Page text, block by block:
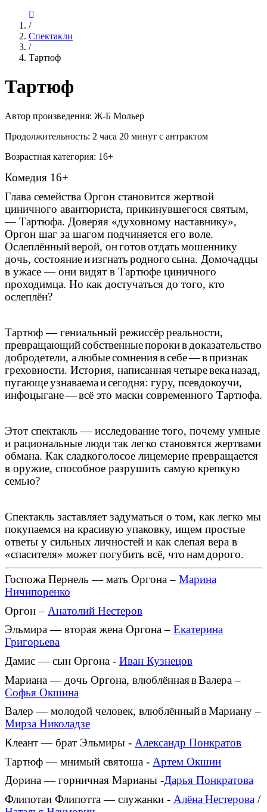
/
Спектакли
/
Тартюф
Тартюф
Автор произведения: Ж-Б Мольер
Продолжительность: 2 часа 20 минут с антрактом
Возрастная категория: 16+
Комедия 16+
Глава семейства Оргон становится жертвой
циничного авантюриста, прикинувшегося святым,
— Тартюфа. Доверяя «духовному наставнику»,
Оргон шаг за шагом подчиняется его воле.
Ослеплённыйверой, онготовотдатьмошеннику
дочь, состояниеиизгнатьродногосына. Домочадцы
в ужасе — они видят в Тартюфе циничного
проходимца. Но как достучаться до того, кто
ослеплён?
Тартюф — гениальный режиссёрреальности,
превращающийсобственныепорокивдоказательство
добродетели, алюбыесомнениявсебе—впризнак
греховности. История, написаннаячетыревеканазад,
пугающеузнаваемаисегодня: гуру, псевдокоучи,
инфоцыгане—всё это маски современного Тартюфа.
Этот спектакль — исследование того, почему умные
и рациональные люди так легко становятся жертвами
обмана. Как сладкоголосое лицемерие превращается
в оружие, способное разрушить самую крепкую
семью?
Спектакль заставляет задуматься о том, как легко мы
покупаемся на красивую упаковку, ищем простые
ответы у сильных личностей и как слепая вера в
«спасителя» может погубить всё, чтонамдорого.
Госпожа Пернель — мать Оргона – Марина
Ничипоренко
Оргон – Анатолий Нестеров
Эльмира — вторая жена Оргона – Екатерина
Григорьева
Дамис — сын Оргона - Иван Кузнецов
Мариана — дочь Оргона, влюблённаявВалера–
Софья Окшина
Валер — молодой человек, влюблённыйвМариану–
Мирза Николадзе
Клеант — брат Эльмиры - Александр Понкратов
Тартюф — мнимый святоша - Артем Окшин
Дорина — горничная Марианы -Дарья Понкратова
Флипотаи Флипотта — служанки - АлёнаНестерова /